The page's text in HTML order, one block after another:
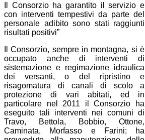
Il Consorzio ha garantito il servizio e
con interventi tempestivi da parte del
personale adibito sono stati raggiunti
risultati positivi”
Il Consorzio, sempre in montagna, si è
occupato anche di interventi di
sistemazione e regimazione idraulica
dei versanti, o del ripristino e
risagomatura di canali di scolo a
protezione di vari abitati, ed in
particolare nel 2011 il Consorzio ha
eseguito tali interventi nei comuni di
Travo, Bettola, Bobbio, Ottone,
Caminata, Morfasso e Farini; ha